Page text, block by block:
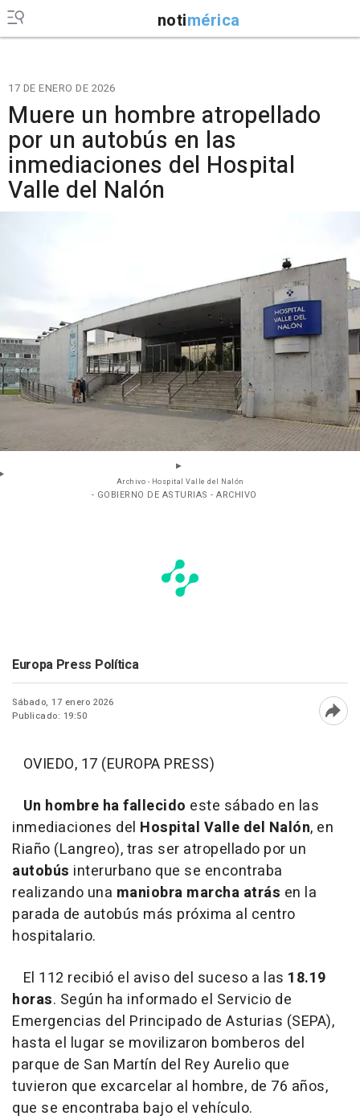
notimérica
17 DE ENERO DE 2026
Muere un hombre atropellado
por un autobús en las
inmediaciones del Hospital
Valle del Nalón
Archivo - Hospital Valle del Nalón
- GOBIERNO DE ASTURIAS - ARCHIVO
Europa Press Política
Sábado, 17 enero 2026
Publicado: 19:50
OVIEDO, 17 (EUROPA PRESS)
Un hombre ha fallecido este sábado en las
inmediaciones del Hospital Valle del Nalón, en
Riaño (Langreo), tras ser atropellado por un
autobús interurbano que se encontraba
realizando una maniobra marcha atrás en la
parada de autobús más próxima al centro
hospitalario.
El 112 recibió el aviso del suceso a las 18.19
horas. Según ha informado el Servicio de
Emergencias del Principado de Asturias (SEPA),
hasta el lugar se movilizaron bomberos del
parque de San Martín del Rey Aurelio que
tuvieron que excarcelar al hombre, de 76 años,
que se encontraba bajo el vehículo.